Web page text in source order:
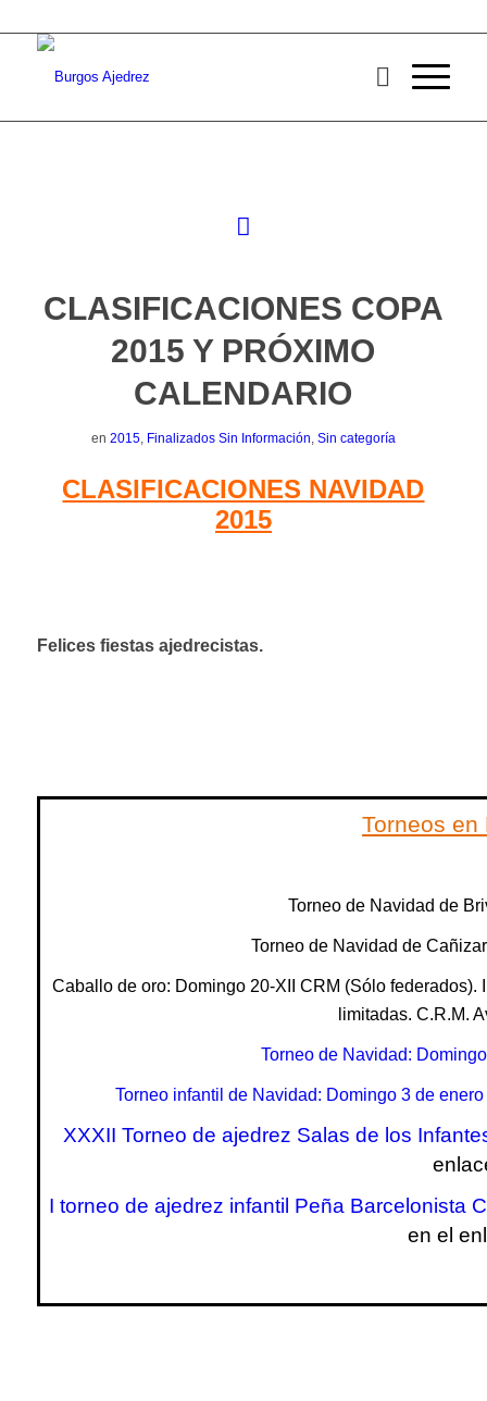
CLASIFICACIONES COPA
2015 Y PRÓXIMO
CALENDARIO
en 2015, Finalizados Sin Información, Sin categoría
CLASIFICACIONES NAVIDAD
2015
Felices fiestas ajedrecistas.
Torneos en
Torneo de Navidad de
Torneo de Navidad de
Caballo de oro: Domingo 20-XII CRM (Sólo
limitadas. C.R.M.
Torneo de Navidad:
Torneo infantil de Navidad: Domingo 3 de
XXXII Torneo de ajedrez Salas de los
I torneo de ajedrez infantil Peña Barcelonista
en el